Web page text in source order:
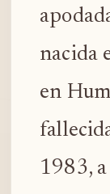
nacida
en
1983,